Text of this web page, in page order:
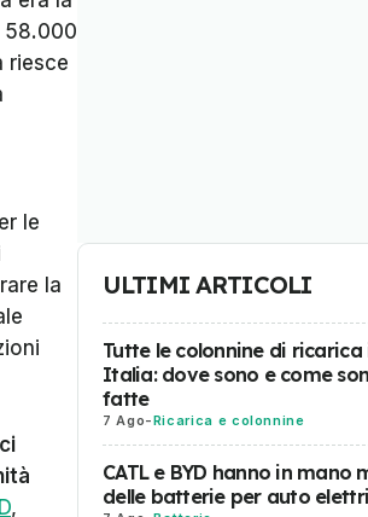
58.000
riesce
le
la
,
ULTIMI ARTICOLI
Tutte le colonnine di ricarica
Italia: dove sono e come
fatte
7 Ago-Ricarica e colonnine
CATL e BYD hanno in mano
delle batterie per auto